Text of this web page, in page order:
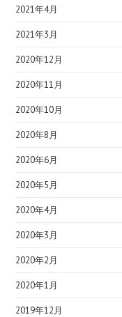
2021年4月
2021年3月
2020年12月
2020年11月
2020年10月
2020年8月
2020年6月
2020年5月
2020年4月
2020年3月
2020年2月
2020年1月
2019年12月